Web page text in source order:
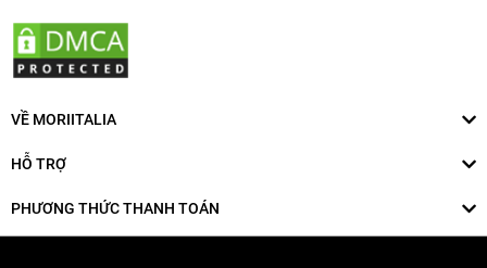
VỀ MORIITALIA
HỖ TRỢ
PHƯƠNG THỨC THANH TOÁN